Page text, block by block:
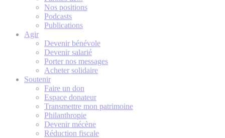
Nos positions
Podcasts
Publications
Agir
Devenir bénévole
Devenir salarié
Porter nos messages
Acheter solidaire
Soutenir
Faire un don
Espace donateur
Transmettre mon patrimoine
Philanthropie
Devenir mécène
Réduction fiscale